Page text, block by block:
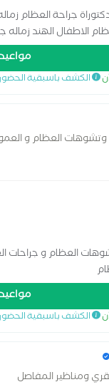
دكتوراة جراحة
الاطفال الهند
الكشف باسبقية
العظام و
العظام و جراحات
الكشف باسبقية
ومناظير المفاصل